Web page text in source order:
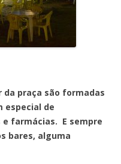
são formadas
especial de
farmácias. E sempre
bares, alguma